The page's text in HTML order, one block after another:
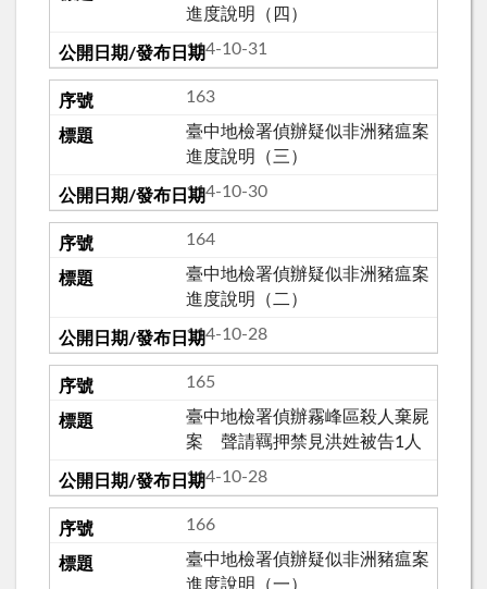
進度說明（四）
114-10-31
163
臺中地檢署偵辦疑似非洲豬瘟案
進度說明（三）
114-10-30
164
臺中地檢署偵辦疑似非洲豬瘟案
進度說明（二）
114-10-28
165
臺中地檢署偵辦霧峰區殺人棄屍
案 聲請羈押禁見洪姓被告1人
114-10-28
166
臺中地檢署偵辦疑似非洲豬瘟案
進度說明（一）